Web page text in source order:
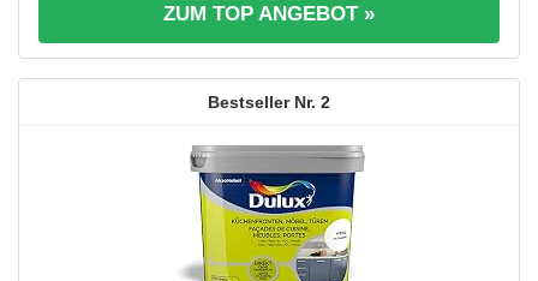
ZUM TOP ANGEBOT »
2